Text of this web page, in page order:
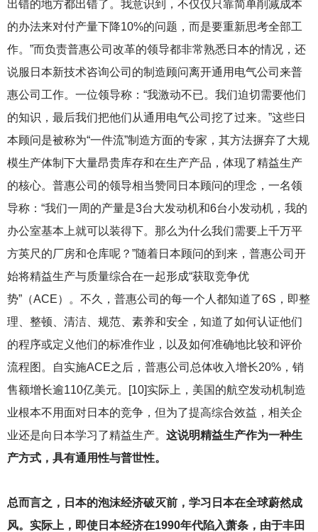
出错的地方都出错了。我意识到，不仅仅只靠简单削减成本
的办法来对付产量下降10%的问题，而是要重新思考全部工
作。”而负责普惠公司改革的领导都非常熟悉日本的情况，还
说服日本新技术咨询公司的制造顾问离开通用电气公司来普
惠公司工作。一位领导称：“我激动不已。我们迫切需要他们
的知识，最后我们把他们从通用电气公司挖了过来。”这些日
本顾问是被称为“一件流”制造方面的专家，其方法摒弃了大规
模生产体制下大量昂贵库存和在生产产品，体现了精益生产
的核心。普惠公司的领导相当赞同日本顾问的理念，一名领
导称：“我们一周的产量是3台大发动机和6台小发动机，我的
办公室基本上就可以装得下。那么为什么我们需要上千万平
方英尺的厂房和仓库呢？”随着日本顾问的到来，普惠公司开
始将精益生产与质量综合在一起形成“获取竞争优
势”（ACE）。不久，普惠公司的每一个人都知道了6S，即整
理、整顿、清洁、规范、素养和安全，知道了如何认证他们
的程序或定义他们的标准作业，以及如何准确地比较和评价
流程图。自实施ACE之后，普惠公司总体收入增长20%，销
售额增长逾110亿美元。[10]实际上，美国的航空发动机制造
业根本不用面对日本的竞争，但为了提高综合效益，相关企
业还是向日本学习了精益生产。 这说明精益生产作为一种生
产方式，具有通用性与普世性。
总而言之，日本的泡沫经济破灭前，学习日本在全球蔚然成
风。实际上，即使日本经济在1990年代陷入萧条，由于丰田